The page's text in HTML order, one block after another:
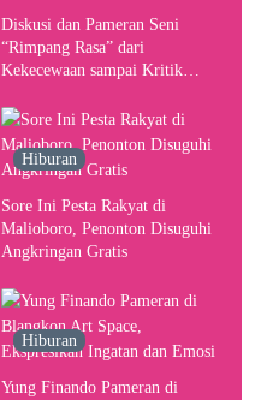
Diskusi dan Pameran Seni
“Rimpang Rasa” dari
Kekecewaan sampai Kritik
Pusat Pergerakan Seni Rupa
Indonesia
Hiburan
Sore Ini Pesta Rakyat di
Malioboro, Penonton Disuguhi
Angkringan Gratis
Hiburan
Yung Finando Pameran di